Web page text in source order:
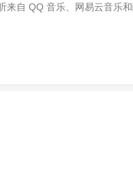
来自 QQ 音乐、网易云音乐